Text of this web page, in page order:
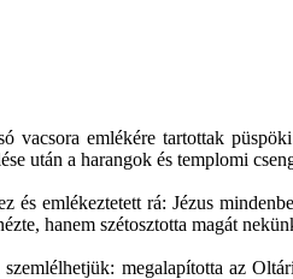
vacsora emlékére tartottak
után a harangok és templomi
és emlékeztetett rá: Jézus
hanem szétosztotta magát
megalapította az